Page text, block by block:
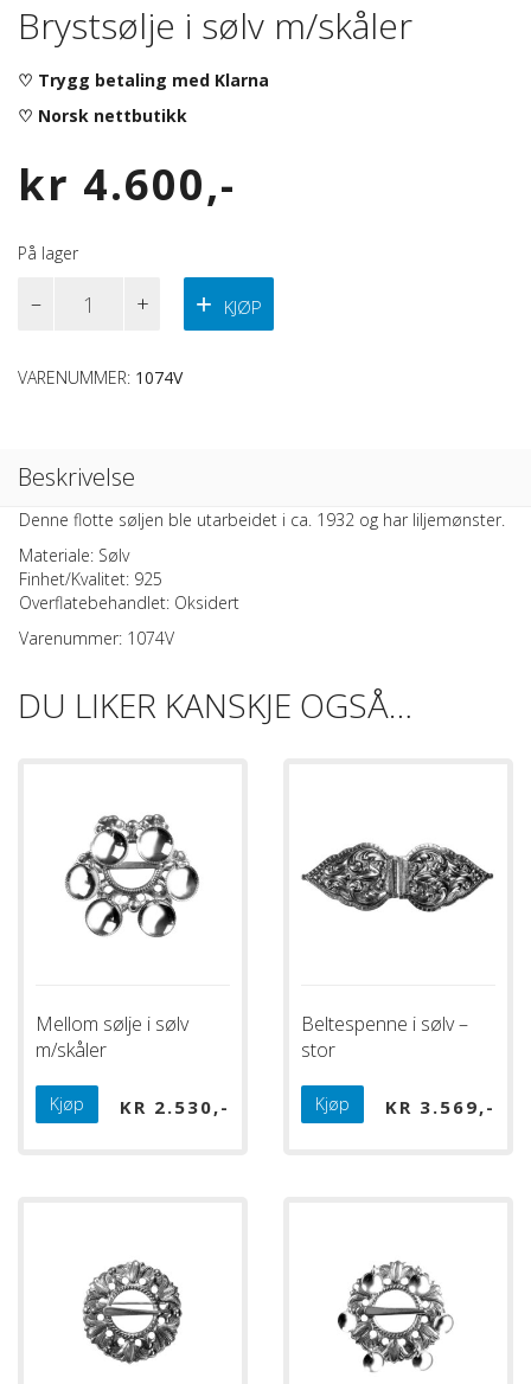
Brystsølje i sølv m/skåler
♡ Trygg betaling med Klarna
♡ Norsk nettbutikk
kr 4.600
På lager
Antall
KJØP
VARENUMMER: 1074V
Beskrivelse
Denne flotte søljen ble utarbeidet i ca. 1932 og har liljemønster.
Materiale: Sølv
Finhet/Kvalitet: 925
Overflatebehandlet: Oksidert
Varenummer: 1074V
DU LIKER KANSKJE OGSÅ…
Mellom sølje i sølv
m/skåler
KR 2.530
Kjøp
Beltespenne i sølv –
stor
KR 3.569
Kjøp